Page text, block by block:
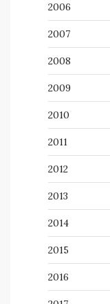
2006
2007
2008
2009
2010
2011
2012
2013
2014
2015
2016